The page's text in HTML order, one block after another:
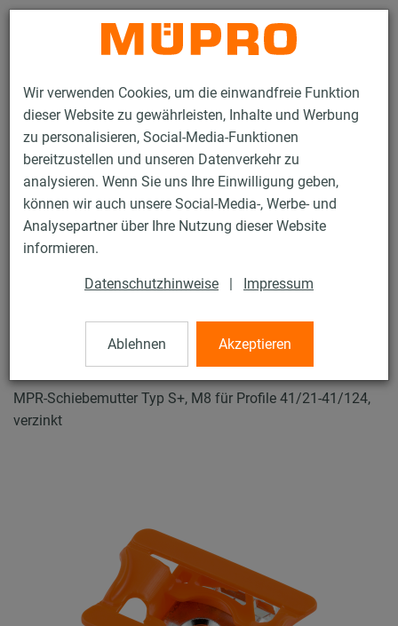
Wir verwenden Cookies, um die einwandfreie Funktion
dieser Website zu gewährleisten, Inhalte und Werbung
zu personalisieren, Social-Media-Funktionen
bereitzustellen und unseren Datenverkehr zu
analysieren. Wenn Sie uns Ihre Einwilligung geben,
können wir auch unsere Social-Media-, Werbe- und
Analysepartner über Ihre Nutzung dieser Website
informieren.
Datenschutzhinweise | Impressum
Ablehnen Akzeptieren
Kontakt
Produkte Befestigungstechnik
Lüftungsbefestigung
Installationsschienen für die Lüftungsbefestigung
MPR-Systemschienen (leichter bis mittlerer Lastbereich)
MPR-Schiebemuttern Typ S+
24 / 64
MPR-Schiebemuttern Typ S+
MPR-Schiebemutter Typ S+, M8 für Profile 41/21-41/124,
verzinkt